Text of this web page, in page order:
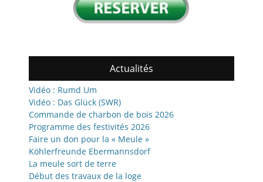
Actualités
Vidéo : Rumd Um
Vidéo : Das Glück (SWR)
Commande de charbon de bois 2026
Programme des festivités 2026
Faire un don pour la « Meule »
Köhlerfreunde Ebermannsdorf
La meule sort de terre
Début des travaux de la loge